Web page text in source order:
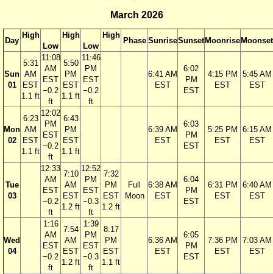
March 2026
Day
High
Low
High
Low
High
Phase SunriseSunset Moonrise Moonset
Sun
01
5:31
AM
EST
1.1 ft
11:08
AM
EST
−0.2
ft
5:50
PM
EST
1.1 ft
11:46
PM
EST
−0.2
ft
6:41 AM
EST
6:02
PM
EST
4:15 PM
EST
5:45 AM
EST
Mon
02
6:23
AM
EST
1.1 ft
12:02
PM
EST
−0.2
ft
6:43
PM
EST
1.1 ft
6:39 AM
EST
6:03
PM
EST
5:25 PM
EST
6:15 AM
EST
Tue
03
12:33
AM
EST
−0.2
ft
7:10
AM
EST
1.2 ft
12:52
PM
EST
−0.3
ft
7:32
PM
EST
1.2 ft
Full
Moon
6:38 AM
EST
6:04
PM
EST
6:31 PM
EST
6:40 AM
EST
Wed
04
1:16
AM
EST
−0.2
ft
7:54
AM
EST
1.2 ft
1:39
PM
EST
−0.3
ft
8:17
PM
EST
1.1 ft
6:36 AM
EST
6:05
PM
EST
7:36 PM
EST
7:03 AM
EST